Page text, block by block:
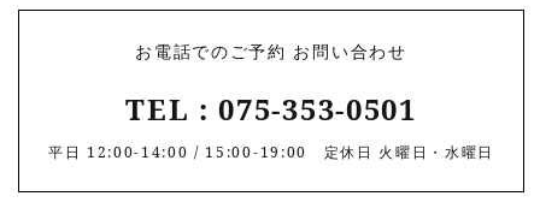
お電話でのご予約 お問い合わせ
TEL : 075-353-0501
平日 12:00-14:00 / 15:00-19:00 定休日 火曜日・水曜日